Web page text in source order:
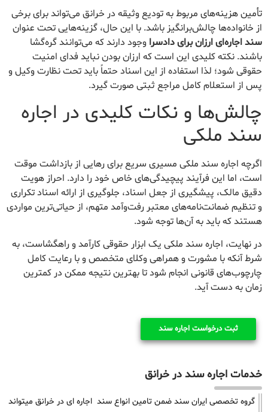
تأمین هزینه‌های مربوط به تودیع وثیقه در خرانق می‌تواند برای برخی
از خانواده‌ها چالش‌برانگیز باشد. با این حال، گزینه‌هایی تحت عنوان
سند اجاره‌ای ارزان برای دادسرا وجود دارند که می‌توانند گره‌گشا
باشند. نکته کلیدی این است که ارزان بودن نباید فدای امنیت
حقوقی شود؛ لذا استفاده از این اسناد حتماً باید تحت نظارت وکیل و
پس از استعلام کامل مراجع ثبتی صورت گیرد.
چالش‌ها و نکات کلیدی در اجاره
سند ملکی
اگرچه اجاره سند ملکی مسیری سریع برای رهایی از بازداشت موقت
است، اما این فرآیند پیچیدگی‌های خاص خود را دارد. احراز هویت
دقیق مالک، پیشگیری از جعل اسناد، جلوگیری از ارائه اسناد تکراری
و تنظیم ضمانت‌نامه‌های معتبر رفت‌وآمد متهم، از حیاتی‌ترین مواردی
هستند که باید به آن‌ها توجه شود.
در نهایت، اجاره سند ملکی یک ابزار حقوقی کارآمد و راهگشاست، به
شرط آنکه با مشورت و همراهی وکلای متخصص و با رعایت کامل
چارچوب‌های قانونی انجام شود تا بهترین نتیجه ممکن در کمترین
زمان به دست آید.
ثبت درخواست اجاره سند
خدمات اجاره سند در خرانق
گروه تخصصی ایران سند ضمن تامین انواع سند اجاره ای در خرانق میتواند